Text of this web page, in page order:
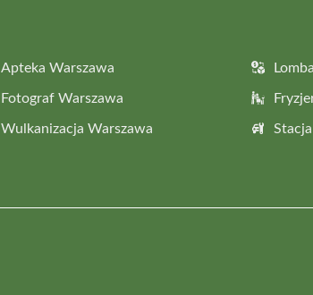
Apteka Warszawa
Fotograf Warszawa
Wulkanizacja Warszawa